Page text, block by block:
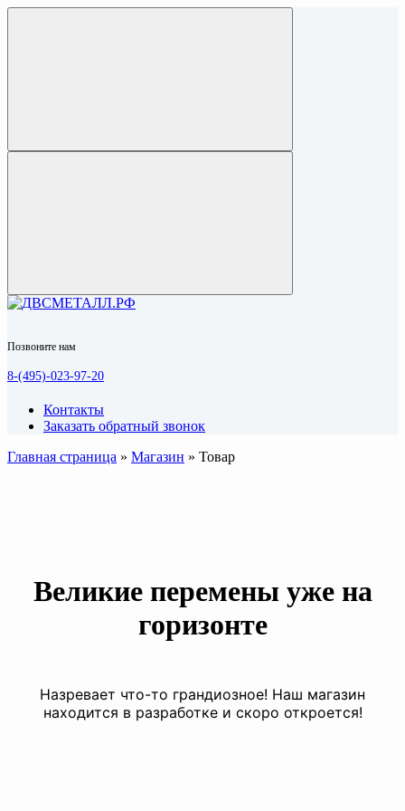
Позвоните нам
8-(495)-023-97-20
Контакты
Заказать обратный звонок
Главная страница » Магазин » Товар
Великие перемены уже на
горизонте
Назревает что-то грандиозное! Наш магазин
находится в разработке и скоро откроется!